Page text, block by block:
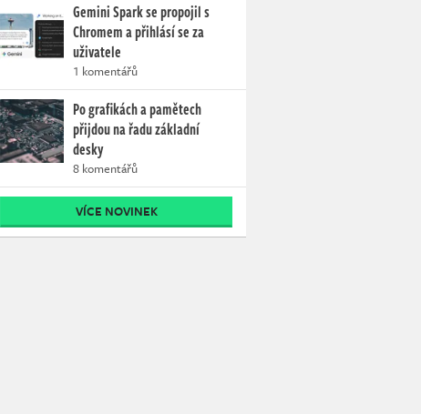
Gemini Spark se propojil s
Chromem a přihlásí se za
uživatele
1 komentářů
Po grafikách a pamětech
přijdou na řadu základní
desky
8 komentářů
VÍCE NOVINEK